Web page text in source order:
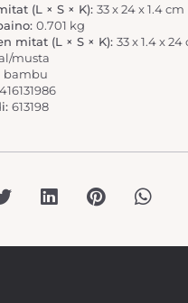
(L × S × K): 33 x 24 x 1.4 cm
0.701 kg
mitat (L × S × K): 33 x 1.4 x 24
musta
bambu
613198